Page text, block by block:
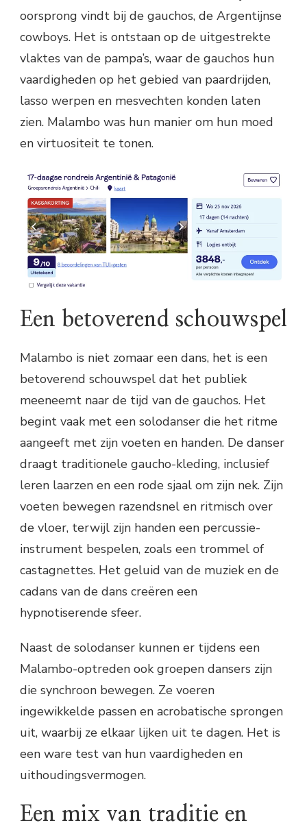
oorsprong vindt bij de gauchos, de Argentijnse
cowboys. Het is ontstaan op de uitgestrekte
vlaktes van de pampa’s, waar de gauchos hun
vaardigheden op het gebied van paardrijden,
lasso werpen en mesvechten konden laten
zien. Malambo was hun manier om hun moed
en virtuositeit te tonen.
Een betoverend schouwspel
Malambo is niet zomaar een dans, het is een
betoverend schouwspel dat het publiek
meeneemt naar de tijd van de gauchos. Het
begint vaak met een solodanser die het ritme
aangeeft met zijn voeten en handen. De danser
draagt traditionele gaucho-kleding, inclusief
leren laarzen en een rode sjaal om zijn nek. Zijn
voeten bewegen razendsnel en ritmisch over
de vloer, terwijl zijn handen een percussie-
instrument bespelen, zoals een trommel of
castagnettes. Het geluid van de muziek en de
cadans van de dans creëren een
hypnotiserende sfeer.
Naast de solodanser kunnen er tijdens een
Malambo-optreden ook groepen dansers zijn
die synchroon bewegen. Ze voeren
ingewikkelde passen en acrobatische sprongen
uit, waarbij ze elkaar lijken uit te dagen. Het is
een ware test van hun vaardigheden en
uithoudingsvermogen.
Een mix van traditie en